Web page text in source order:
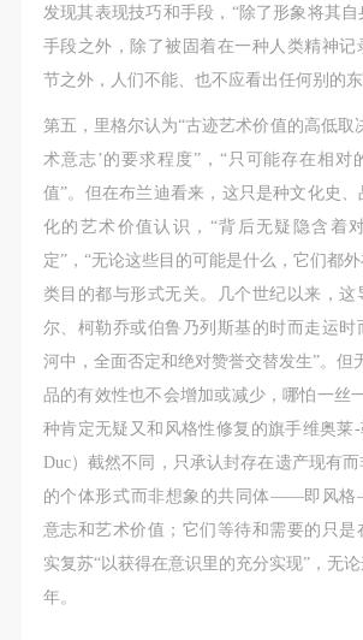
发现其表现技巧和手段，“除了形象将其
手段之外，除了被固着在一种人类精神记
节之外，人们不能、也不应看出任何别的东
第五，里格尔认为“古迹艺术价值的高低取
术意志’的要求程度”，“只可能存在相对
值”。但在布兰迪看来，这只是种文化史
化的艺术价值认识，“背后无疑隐含着
定”，“无论这些目的可能是什么，它们都
类目的都与形式无关。几个世纪以来，这
尔、柯勒乔或伯鲁乃列斯基的时而走运时
河中，全面否定和绝对赞誉交替发生”。但
品的有效性也不会增加或减少，哪怕一丝
种肯定无疑又和风格性修复的旗手维奥莱
Duc）截然不同，只承认封存在遗产现有
的个体形式而非想象的共同体——即风
意志和艺术价值；它们等待和需要的只是
实复苏“以获得在意识里的充分实现”，无
年。